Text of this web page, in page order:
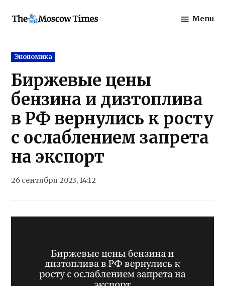
Moscow
Menu
Posted
in
Экономика
Биржевые цены
бензина и дизтоплива
в РФ вернулись к росту
с ослаблением запрета
на экспорт
26 сентября 2023, 14:12